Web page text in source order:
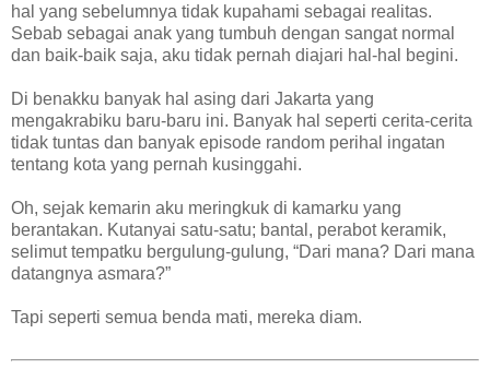
hal yang sebelumnya tidak kupahami sebagai realitas.
Sebab sebagai anak yang tumbuh dengan sangat normal
dan baik-baik saja, aku tidak pernah diajari hal-hal begini.
Di benakku banyak hal asing dari Jakarta yang
mengakrabiku baru-baru ini. Banyak hal seperti cerita-cerita
tidak tuntas dan banyak episode random perihal ingatan
tentang kota yang pernah kusinggahi.
Oh, sejak kemarin aku meringkuk di kamarku yang
berantakan. Kutanyai satu-satu; bantal, perabot keramik,
selimut tempatku bergulung-gulung, “Dari mana? Dari mana
datangnya asmara?”
Tapi seperti semua benda mati, mereka diam.